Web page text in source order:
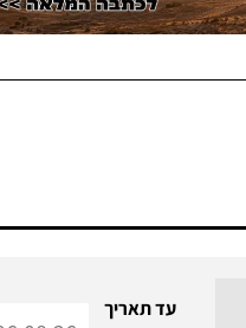
עד תאריך